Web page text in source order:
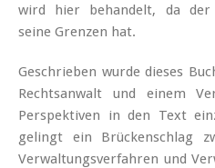
wird hier behandelt, da der
seine Grenzen hat.
Geschrieben wurde dieses
Rechtsanwalt und einem
Perspektiven in den Text
gelingt ein Brückenschlag
Verwaltungsverfahren und